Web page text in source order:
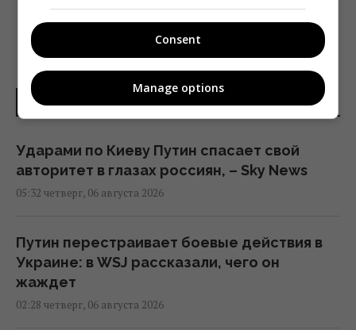
НОВОСТИ УКРАИНЫ
Ударами по Киеву Путин спасает свой
авторитет в глазах россиян, – Sky News
05:32 четверг, 06 августа 2026
Путин перестраивает боевые действия в
Украине: в WSJ рассказали, чего он
жаждет
02:28 четверг, 06 августа 2026
Consent
Manage options